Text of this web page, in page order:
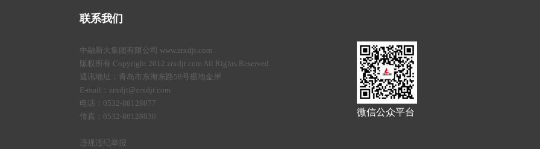
联系我们
中融新大集团有限公司 www.zrxdjt.com
版权所有 Copyright 2012 zrxdjt.com All Rights Reserved
通讯地址：青岛市东海东路58号极地金岸
E-mail：zrxdjt@zrxdjt.com
电话：0532-86128077
传真：0532-86128030
违规违纪举报
微信公众平台